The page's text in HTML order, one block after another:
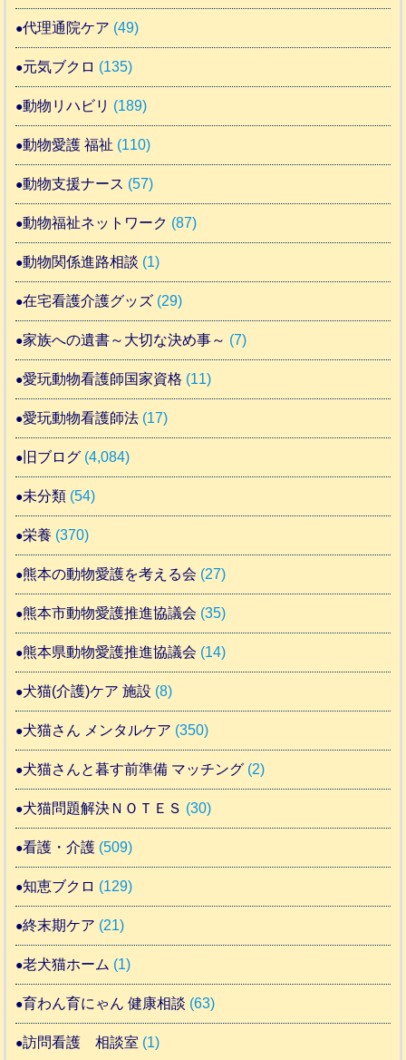
代理通院ケア (49)
元気ブクロ (135)
動物リハビリ (189)
動物愛護 福祉 (110)
動物支援ナース (57)
動物福祉ネットワーク (87)
動物関係進路相談 (1)
在宅看護介護グッズ (29)
家族への遺書～大切な決め事～ (7)
愛玩動物看護師国家資格 (11)
愛玩動物看護師法 (17)
旧ブログ (4,084)
未分類 (54)
栄養 (370)
熊本の動物愛護を考える会 (27)
熊本市動物愛護推進協議会 (35)
熊本県動物愛護推進協議会 (14)
犬猫(介護)ケア 施設 (8)
犬猫さん メンタルケア (350)
犬猫さんと暮す前準備 マッチング (2)
犬猫問題解決ＮＯＴＥＳ (30)
看護・介護 (509)
知恵ブクロ (129)
終末期ケア (21)
老犬猫ホーム (1)
育わん育にゃん 健康相談 (63)
訪問看護 相談室 (1)